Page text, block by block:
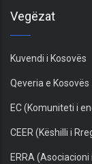
Vegëzat
Kuvendi i Kosovës
Qeveria e Kosovës
EC (Komuniteti i
CEER (Këshilli i
ERRA